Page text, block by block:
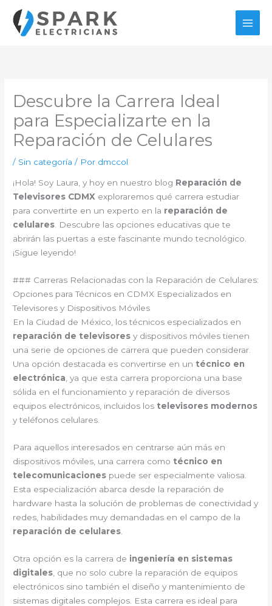
contenido
Descubre la Carrera Ideal
para Especializarte en la
Reparación de Celulares
/ Sin categoría / Por dmccol
¡Hola! Soy Laura, y hoy en nuestro blog Reparación de
Televisores CDMX exploraremos qué carrera estudiar
para convertirte en un experto en la reparación de
celulares. Descubre las opciones educativas que te
abrirán las puertas a este fascinante mundo tecnológico.
¡Sigue leyendo!
### Carreras Relacionadas con la Reparación de Celulares:
Opciones para Técnicos en CDMX Especializados en
Televisores y Dispositivos Móviles
En la Ciudad de México, los técnicos especializados en
reparación de televisores y dispositivos móviles tienen
una serie de opciones de carrera que pueden considerar.
Una opción destacada es convertirse en un técnico en
electrónica , ya que esta carrera proporciona una base
sólida en el funcionamiento y reparación de diversos
equipos electrónicos, incluidos los televisores modernos
y teléfonos celulares.
Para aquellos interesados en centrarse aún más en
dispositivos móviles, una carrera como técnico en
telecomunicaciones puede ser especialmente valiosa.
Esta especialización abarca desde la reparación de
hardware hasta la solución de problemas de conectividad y
redes, habilidades muy demandadas en el campo de la
reparación de celulares
Otra opción es la carrera de ingeniería en sistemas
digitales , que no solo cubre la reparación de equipos
electrónicos sino también el diseño y mantenimiento de
sistemas digitales complejos. Esta carrera es ideal para